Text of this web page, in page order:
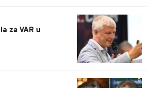
za VAR u
0